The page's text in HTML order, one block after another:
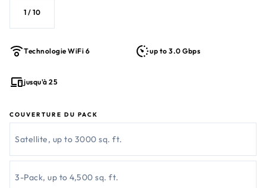
1 / 10
Technologie WiFi 6 up to 3.0 Gbps
jusqu'à 25
COUVERTURE DU PACK
Satellite, up to 3000 sq. ft.
3-Pack, up to 4,500 sq. ft.